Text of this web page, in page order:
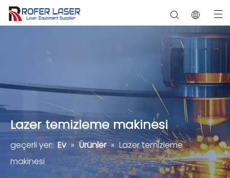
Lazer temizleme makinesi
geçerli yer: Ev » Ürünler » Lazer temizleme
makinesi